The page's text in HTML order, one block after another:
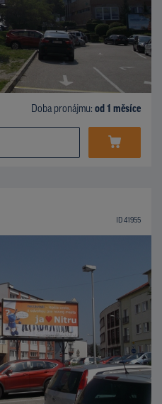
Doba pronájmu: od 1 měsíce
ID 41955